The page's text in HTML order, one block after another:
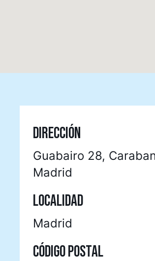
DIRECCIÓN
Guabairo 28,
Madrid
LOCALIDAD
Madrid
CÓDIGO POSTAL